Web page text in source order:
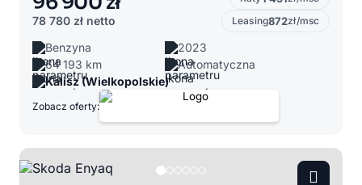
78 780 zł netto
Leasing872zł/msc
Benzyna
2023
64 193 km
Automatyczna
Kalisz (Wielkopolskie)
Zobacz oferty: